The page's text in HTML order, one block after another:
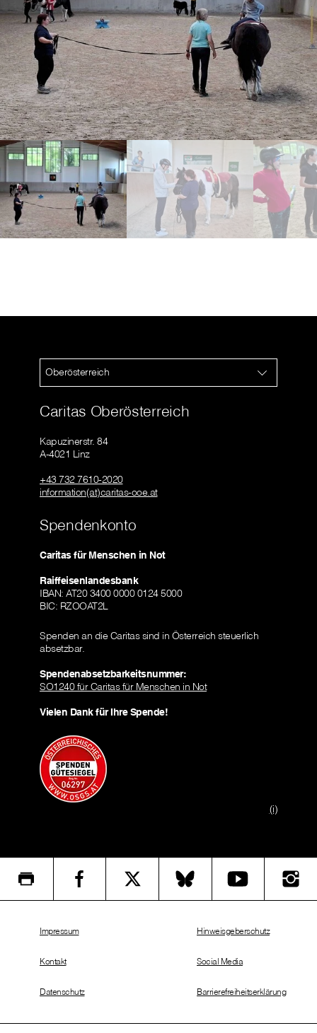
Oberösterreich
Caritas Oberösterreich
Kapuzinerstr. 84
A-4021 Linz
+43 732 7610-2020
information(at)caritas-ooe.at
Spendenkonto
Caritas für Menschen in Not
Raiffeisenlandesbank
IBAN: AT20 3400 0000 0124 5000
BIC: RZOOAT2L
Spenden an die Caritas sind in Österreich steuerlich
absetzbar.
Spendenabsetzbarkeitsnummer:
SO1240 für Caritas für Menschen in Not
Vielen Dank für Ihre Spende!
(i)
Impressum
Kontakt
Datenschutz
Hinweisgeberschutz
Social Media
Barrierefreiheitserklärung